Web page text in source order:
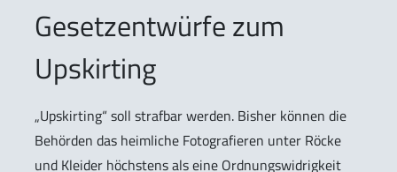
Gesetzentwürfe zum
Upskirting
„Upskirting“ soll strafbar werden. Bisher können die
Behörden das heimliche Fotografieren unter Röcke
und Kleider höchstens als eine Ordnungswidrigkeit